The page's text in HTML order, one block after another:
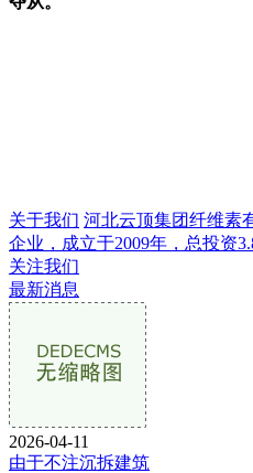
关于我们 河北云顶集团纤维素
企业，成立于2009年，总投资
关注我们
最新消息
2026-04-11
由于不注沉拆建筑